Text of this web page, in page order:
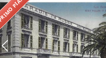
PIANOParadiso